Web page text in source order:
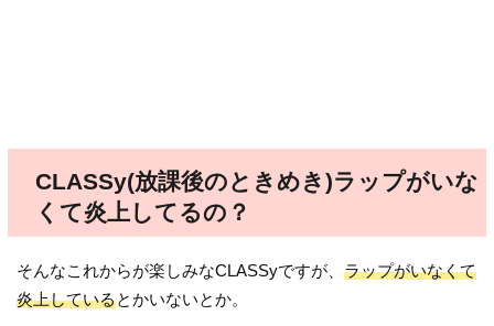
CLASSy(放課後のときめき)ラップがいな
くて炎上してるの？
そんなこれからが楽しみなCLASSyですが、ラップがいなくて
炎上しているとかいないとか。